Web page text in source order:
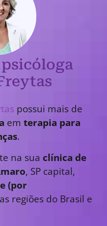
possui mais de
em terapia para
.
na sua clínica de
, SP capital,
(por
regiões do Brasil e